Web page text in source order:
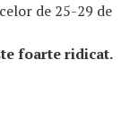
de 25-29 de
foarte ridicat.